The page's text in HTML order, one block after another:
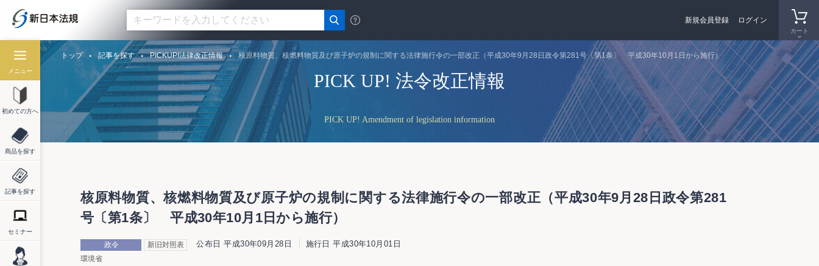
カート
新規会員登録 ログイン
メニュー
初めての方へ
商品を探す
記事を探す
セミナー
PICK UP! 法令改正情報
PICK UP! Amendment of legislation information
トップ 記事を探す PICKUP!法律改正情報 核原料物質、核燃料物質及び原子炉の規制に関する法律施行令の一部改正（平成30年9月28日政令第281号〔第1条〕 平成30年10月1日から施行）
核原料物質、核燃料物質及び原子炉の規制に関する法律施行令の一部改正（平成30年9月28日政令第281
号〔第1条〕 平成30年10月1日から施行）
政令 新旧対照表 公布日 平成30年09月28日 施行日 平成30年10月01日
環境省